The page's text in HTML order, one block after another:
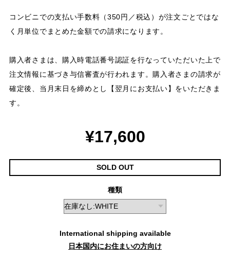
コンビニでの支払い手数料（350円／税込）が注文ごとではな
く月単位でまとめた金額での請求になります。
購入者さまは、購入時電話番号認証を行なっていただいた上で
注文情報に基づき与信審査が行われます。購入者さまの請求が
確定後、当月末日を締めとし【翌月にお支払い】をいただきま
す。
¥17,600
SOLD OUT
種類
International shipping available
日本国内にお住まいの方向け